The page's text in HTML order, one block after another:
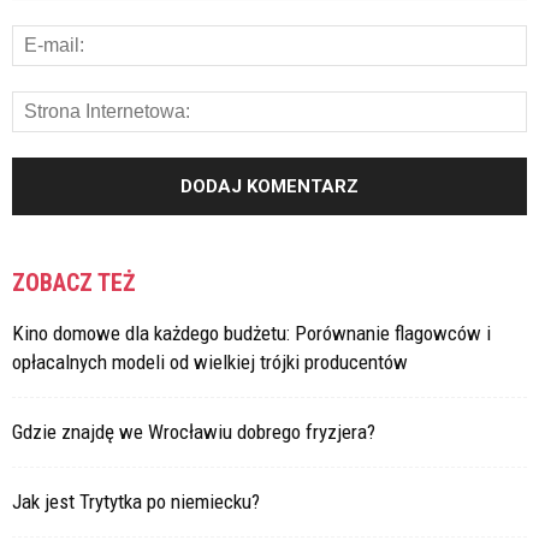
ZOBACZ TEŻ
Kino domowe dla każdego budżetu: Porównanie flagowców i
opłacalnych modeli od wielkiej trójki producentów
Gdzie znajdę we Wrocławiu dobrego fryzjera?
Jak jest Trytytka po niemiecku?